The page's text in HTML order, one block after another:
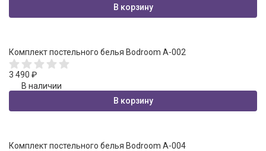
В корзину
Комплект постельного белья Bodroom A-002
3 490 ₽
В наличии
В корзину
Комплект постельного белья Bodroom A-004